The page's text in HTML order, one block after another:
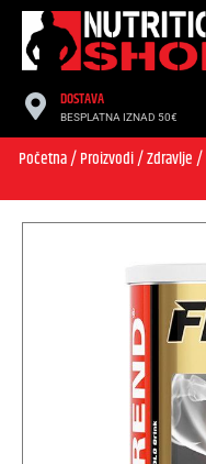
DOSTAVA
BESPLATNA IZNAD 50€
Početna/Proizvodi/Zdravlje/